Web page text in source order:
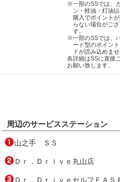
※一部のSSでは、
ン・軽油・灯油
購入でポイントが
らない場合がござ
す。
※一部のSSでは、
ード型のポイン
ドが読み込めませ
各詳細はSSに直接
お願い致します。
周辺のサービスステーション
山之手 ＳＳ
Ｄｒ．Ｄｒｉｖｅ丸山店
Ｄｒ．ＤｒｉｖｅセルフＦＡＳ